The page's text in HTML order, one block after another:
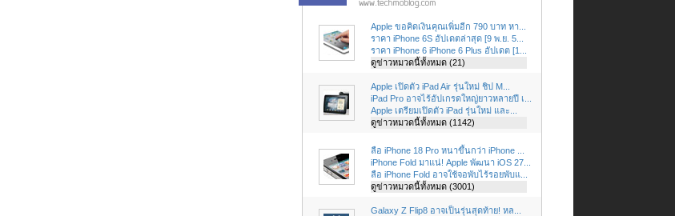
Apple ขอคิดเงินคุณเพิ่มอีก 790 บาท หา...
ราคา iPhone 6S อัปเดตล่าสุด [9 พ.ย. 5...
ราคา iPhone 6 iPhone 6 Plus อัปเดต [1...
ดูข่าวหมวดนี้ทั้งหมด (21)
Apple เปิดตัว iPad Air รุ่นใหม่ ชิป M...
iPad Pro อาจไร้อัปเกรดใหญ่ยาวหลายปี เ...
Apple เตรียมเปิดตัว iPad รุ่นใหม่ และ...
ดูข่าวหมวดนี้ทั้งหมด (1142)
ลือ iPhone 18 Pro หนาขึ้นกว่า iPhone ...
iPhone Fold มาแน่! Apple พัฒนา iOS 27...
ลือ iPhone Fold อาจใช้จอพับไร้รอยพับแ...
ดูข่าวหมวดนี้ทั้งหมด (3001)
Galaxy Z Flip8 อาจเป็นรุ่นสุดท้าย! หล...